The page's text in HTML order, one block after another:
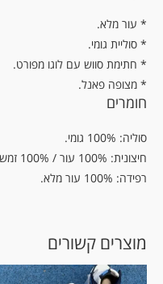
.עור מלא *
* סוליית גומי.
* חתימת סווש עם לוגו מפורט.
* מצופה פאנל.
חומרים
סוליה: 100% גומי.
חיצונית: 100% עור / 100% זמש / 100% בד
רפידה: 100% עור מלא.
מוצרים קשורים